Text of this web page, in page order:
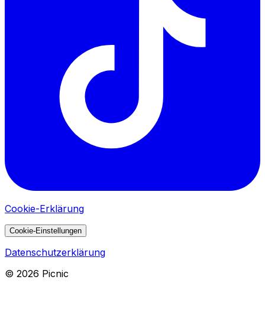
Cookie-Erklärung
Cookie-Einstellungen
Datenschutzerklärung
© 2026 Picnic